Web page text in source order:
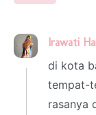
Irawati
di kota
tempat-
rasanya